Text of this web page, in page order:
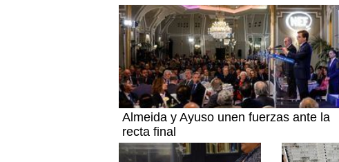
Almeida y Ayuso unen fuerzas ante la
recta final